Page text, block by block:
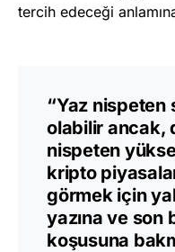
tercih edeceği
“Yaz nispeten
olabilir ancak,
nispeten
kripto
görmek için
yazına ve son
koşusuna